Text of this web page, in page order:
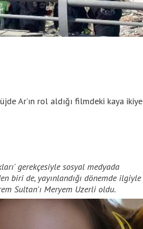
Ar’ın rol aldığı filmdeki kaya ikiye
gerekçesiyle sosyal medyada
biri de, yayınlandığı dönemde ilgiyle
Sultan'ı Meryem Uzerli oldu.